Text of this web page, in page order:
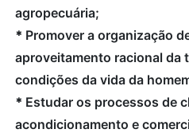
agropecuária;
* Promover a organização
aproveitamento racional da
condições da vida da
* Estudar os processos de
acondicionamento e